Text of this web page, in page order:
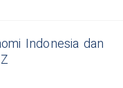
Indonesia dan